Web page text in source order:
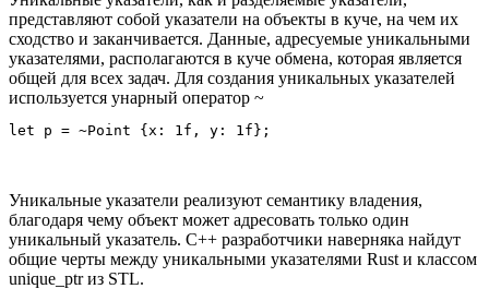
представляют собой указатели на объекты в куче, на чем их
сходство и заканчивается. Данные, адресуемые уникальными
указателями, располагаются в куче обмена, которая является
общей для всех задач. Для создания уникальных указателей
используется унарный оператор ~
Уникальные указатели реализуют семантику владения,
благодаря чему объект может адресовать только один
уникальный указатель. C++ разработчики наверняка найдут
общие черты между уникальными указателями Rust и классом
unique_ptr из STL.